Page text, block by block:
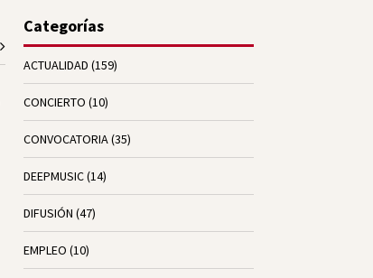
Categorías
ACTUALIDAD (159)
CONCIERTO (10)
CONVOCATORIA(35)
DEEPMUSIC(14)
DIFUSIÓN (47)
EMPLEO (10)